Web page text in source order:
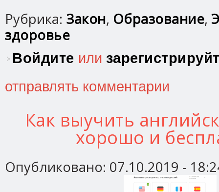
Рубрика: Закон, Образование,
здоровье
Войдите или
отправлять комментарии
Как выучить
хорошо и
Опубликовано: 07.10.2019 -